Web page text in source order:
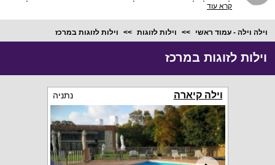
למצוא וילה לזוגות במרכז הארץ להשכרה עם בריכה פרטית במחיר זול
המלווה אותם ביום יום.
קרא עוד
וילה וילה - עמוד ראשי וילות לזוגות וילות לזוגות במרכז
וילות לזוגות במרכז
וילה קיארה נתניה